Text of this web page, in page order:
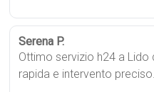
Serena P.
Ottimo servizio h24 a Lido
rapida e intervento preciso.